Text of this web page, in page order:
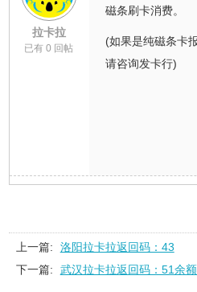
拉卡拉
已有 0 回帖
磁条刷卡消费。
(如果是纯磁条卡
请咨询发卡行)
上一篇:
洛阳拉卡拉返回码：43
下一篇:
武汉拉卡拉返回码：51余